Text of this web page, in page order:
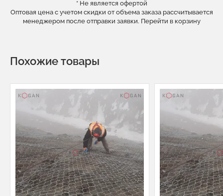
* Не является офертой
Оптовая цена с учетом скидки от объема заказа рассчитывается
менеджером после отправки заявки. Перейти в корзину
Похожие товары